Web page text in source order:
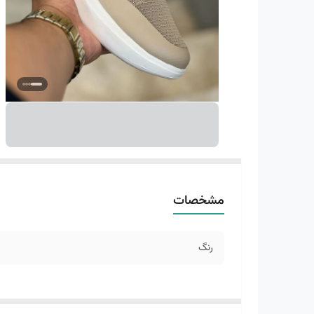
مشخصات
رنگ